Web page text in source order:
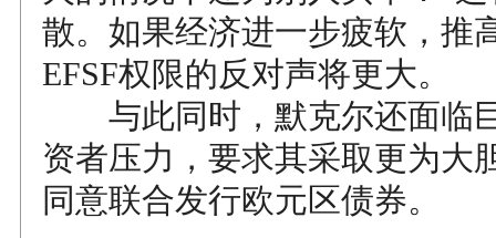
散。如果经济进一步疲软，推
EFSF权限的反对声将更大。
与此同时，默克尔还面临
资者压力，要求其采取更为大
同意联合发行欧元区债券。